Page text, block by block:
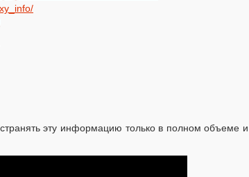
эту информацию только в полном объеме и